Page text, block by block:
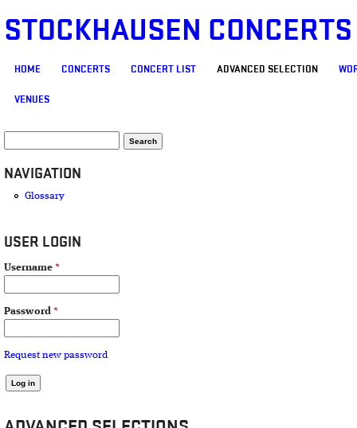
STOCKHAUSEN
MAIN MENU
HOME CONCERTS CONCERT LIST ADVANCED SELECTION
VENUES
SEARCH FORM
NAVIGATION
Glossary
USER LOGIN
Username *
Password *
Request new password